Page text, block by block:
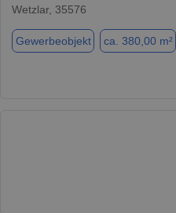
Wetzlar, 35576
Gewerbeobjekt ca. 380,00 m²